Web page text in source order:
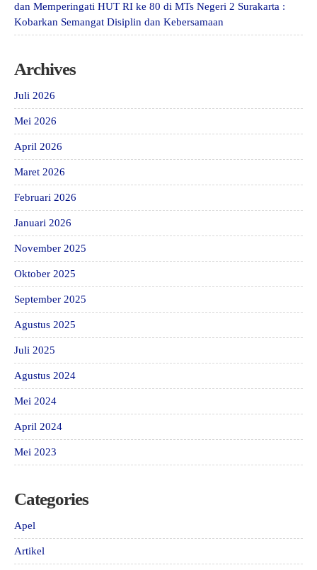
dan Memperingati HUT RI ke 80 di MTs Negeri 2 Surakarta :
Kobarkan Semangat Disiplin dan Kebersamaan
Archives
Juli 2026
Mei 2026
April 2026
Maret 2026
Februari 2026
Januari 2026
November 2025
Oktober 2025
September 2025
Agustus 2025
Juli 2025
Agustus 2024
Mei 2024
April 2024
Mei 2023
Categories
Apel
Artikel